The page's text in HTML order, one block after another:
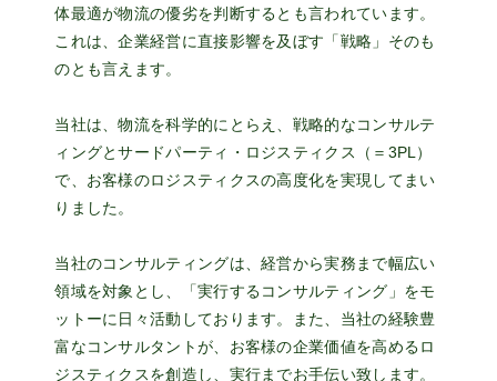
体最適が物流の優劣を判断するとも言われています。
これは、企業経営に直接影響を及ぼす「戦略」そのも
のとも言えます。
当社は、物流を科学的にとらえ、戦略的なコンサルテ
ィングとサードパーティ・ロジスティクス（＝3PL）
で、お客様のロジスティクスの高度化を実現してまい
りました。
当社のコンサルティングは、経営から実務まで幅広い
領域を対象とし、「実行するコンサルティング」をモ
ットーに日々活動しております。また、当社の経験豊
富なコンサルタントが、お客様の企業価値を高めるロ
ジスティクスを創造し、実行までお手伝い致します。